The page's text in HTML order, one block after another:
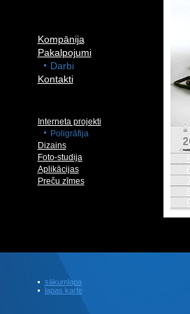
Kompānija
Pakalpojumi
Darbi
Kontakti
Interneta projekti
Poligrāfija
Dizains
Foto-studija
Aplikācijas
Preču zīmes
sākumlapa
lapas karte